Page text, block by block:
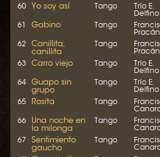
60 Yo soy así Tango
Trío E.
Delfino
61 Gabino Tango
62 Canillita,
canillita
Tango
63 Carro viejo Tango
Trío E.
Delfino
64 Guapo sin
grupo
Tango
Trío E.
Delfino
65 Rosita Tango
66 Una noche en
la milonga
Tango
67 Sentimiento
gaucho
Tango